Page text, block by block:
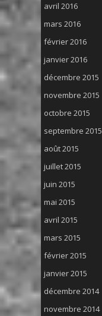
avril 2016
mars 2016
février 2016
janvier 2016
décembre 2015
novembre 2015
octobre 2015
septembre 2015
août 2015
juillet 2015
juin 2015
mai 2015
avril 2015
mars 2015
février 2015
janvier 2015
décembre 2014
novembre 2014